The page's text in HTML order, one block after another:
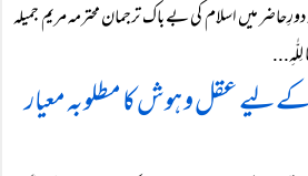
میں اسلام کی بے باک ترجمان محترمہ مریم جمیلہ
لیے عقل و ہوش کا مطلوبہ معیار